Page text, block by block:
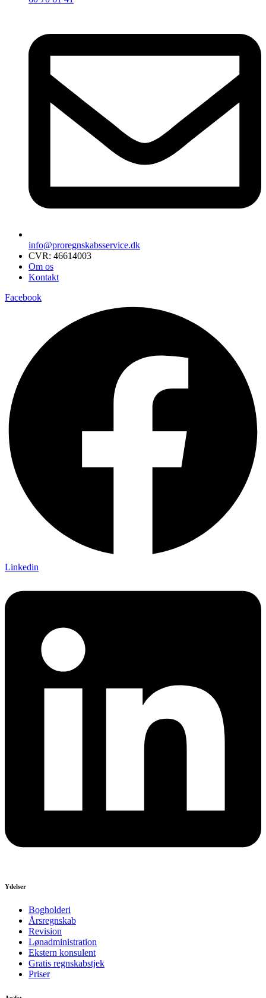
info@proregnskabsservice.dk
CVR: 46614003
Om os
Kontakt
Facebook
Linkedin
Ydelser
Bogholderi
Årsregnskab
Revision
Lønadministration
Ekstern konsulent
Gratis regnskabstjek
Priser